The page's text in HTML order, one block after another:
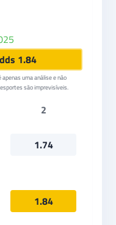
1.84
uma análise e não
são imprevisíveis.
2
1.74
1.84